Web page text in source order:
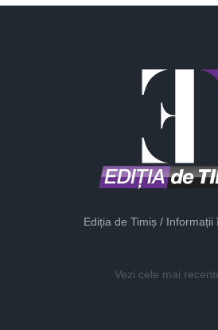
Ediția de Timiș / Informații
Vezi cele mai